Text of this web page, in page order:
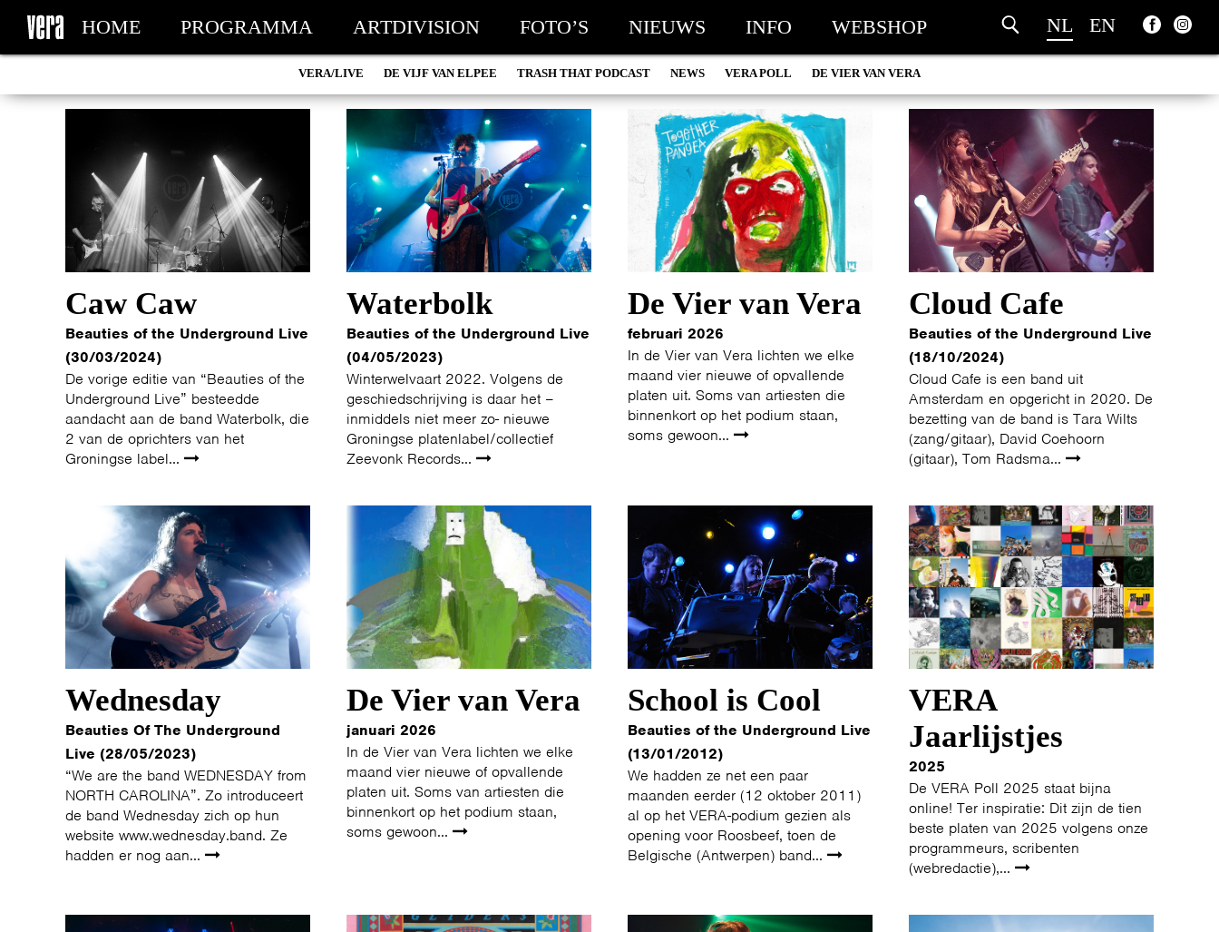
NL EN
HOME PROGRAMMA ARTDIVISION FOTO’S NIEUWS INFO WEBSHOP
VERA/LIVE DE VIJF VAN ELPEE TRASH THAT PODCAST NEWS VERA POLL DE VIER VAN VERA
Caw Caw
Beauties of the Underground Live
(30/03/2024)
De vorige editie van “Beauties of the
Underground Live” besteedde
aandacht aan de band Waterbolk, die
2 van de oprichters van het
Groningse label...
Waterbolk
Beauties of the Underground Live
(04/05/2023)
Winterwelvaart 2022. Volgens de
geschiedschrijving is daar het –
inmiddels niet meer zo- nieuwe
Groningse platenlabel/collectief
Zeevonk Records...
De Vier van Vera
februari 2026
In de Vier van Vera lichten we elke
maand vier nieuwe of opvallende
platen uit. Soms van artiesten die
binnenkort op het podium staan,
soms gewoon...
Cloud Cafe
Beauties of the Underground Live
(18/10/2024)
Cloud Cafe is een band uit
Amsterdam en opgericht in 2020. De
bezetting van de band is Tara Wilts
(zang/gitaar), David Coehoorn
(gitaar), Tom Radsma...
Wednesday
Beauties Of The Underground
Live (28/05/2023)
“We are the band WEDNESDAY from
NORTH CAROLINA”. Zo introduceert
de band Wednesday zich op hun
website www.wednesday.band. Ze
hadden er nog aan...
De Vier van Vera
januari 2026
In de Vier van Vera lichten we elke
maand vier nieuwe of opvallende
platen uit. Soms van artiesten die
binnenkort op het podium staan,
soms gewoon...
School is Cool
Beauties of the Underground Live
(13/01/2012)
We hadden ze net een paar
maanden eerder (12 oktober 2011)
al op het VERA-podium gezien als
opening voor Roosbeef, toen de
Belgische (Antwerpen) band...
VERA
Jaarlijstjes
2025
De VERA Poll 2025 staat bijna
online! Ter inspiratie: Dit zijn de tien
beste platen van 2025 volgens onze
programmeurs, scribenten
(webredactie),...